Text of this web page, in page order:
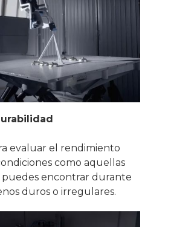
evaluar el rendimiento
como aquellas
puedes encontrar durante
duros o irregulares.